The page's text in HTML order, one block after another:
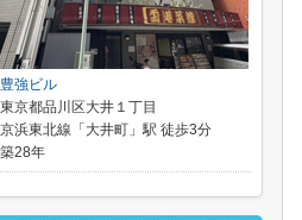
豊強ビル
東京都品川区大井１丁目
京浜東北線「大井町」駅 徒歩3分
築28年